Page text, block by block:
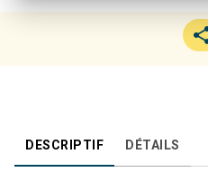
DESCRIPTIF DÉTAILS